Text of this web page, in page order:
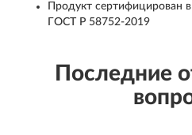
Продукт сертифицирован
ГОСТ Р 58752-2019
Последние